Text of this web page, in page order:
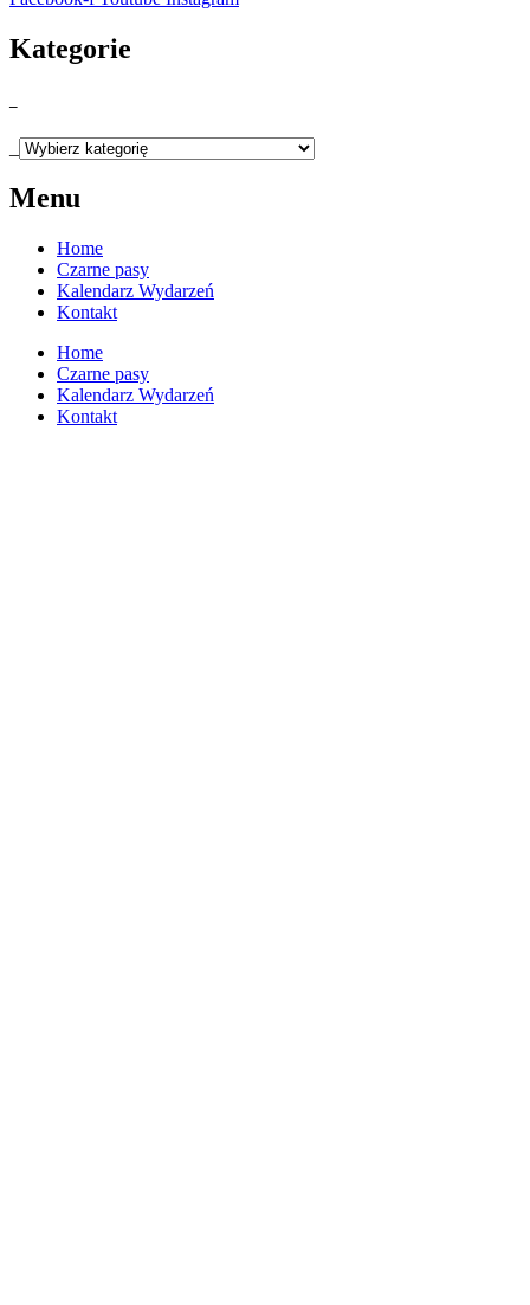
Kategorie
Menu
Home
Czarne pasy
Kalendarz Wydarzeń
Kontakt
Home
Czarne pasy
Kalendarz Wydarzeń
Kontakt